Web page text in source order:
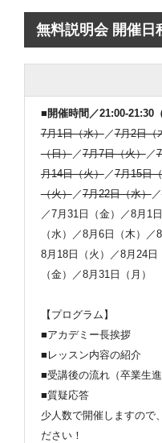
無料説明会 開催日
■開催時間／21:00-21:30
7月1日（水）／7月2日（
（日）／7月7日（火）／
月14日（火）／7月15日
（火）／7月22日（水）／
／7月31日（金）／8月1
（水）／8月6日（木）
8月18日（火）／8月24日
（金）／8月31日（月）
【プログラム】
■アカデミー長挨拶
■レッスン内容の紹介
■受講後の流れ（卒業生進
■質疑応答
少人数で開催しますので
ださい！